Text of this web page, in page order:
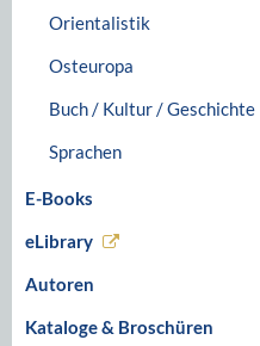
Orientalistik
Osteuropa
Buch / Kultur / Geschichte
Sprachen
E-Books
eLibrary
Autoren
Kataloge & Broschüren